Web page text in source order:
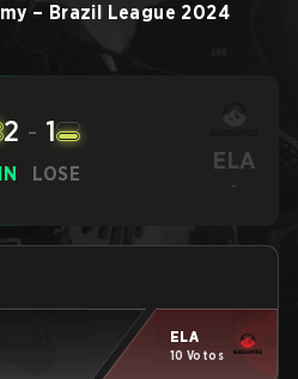
– Brazil League 2024
2 - 1
LOSE ELA
-
ELA
10 Votos